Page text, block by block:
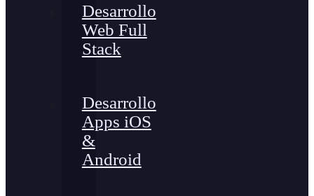
Desarrollo
Web Full
Stack
Desarrollo
Apps iOS
&
Android